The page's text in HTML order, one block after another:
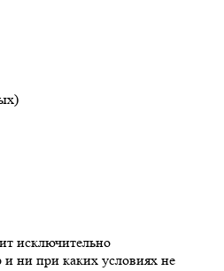
исключительно
ни при каких условиях не